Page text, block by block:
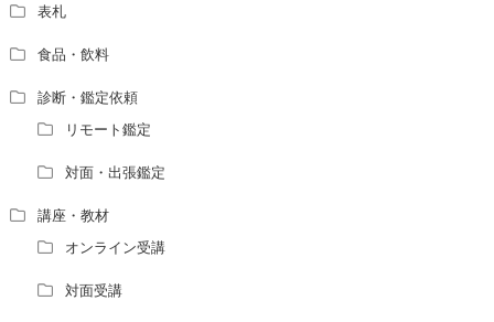
表札
食品・飲料
診断・鑑定依頼
リモート鑑定
対面・出張鑑定
講座・教材
オンライン受講
対面受講